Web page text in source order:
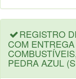
REGISTRO
COM
PEDRA AZUL